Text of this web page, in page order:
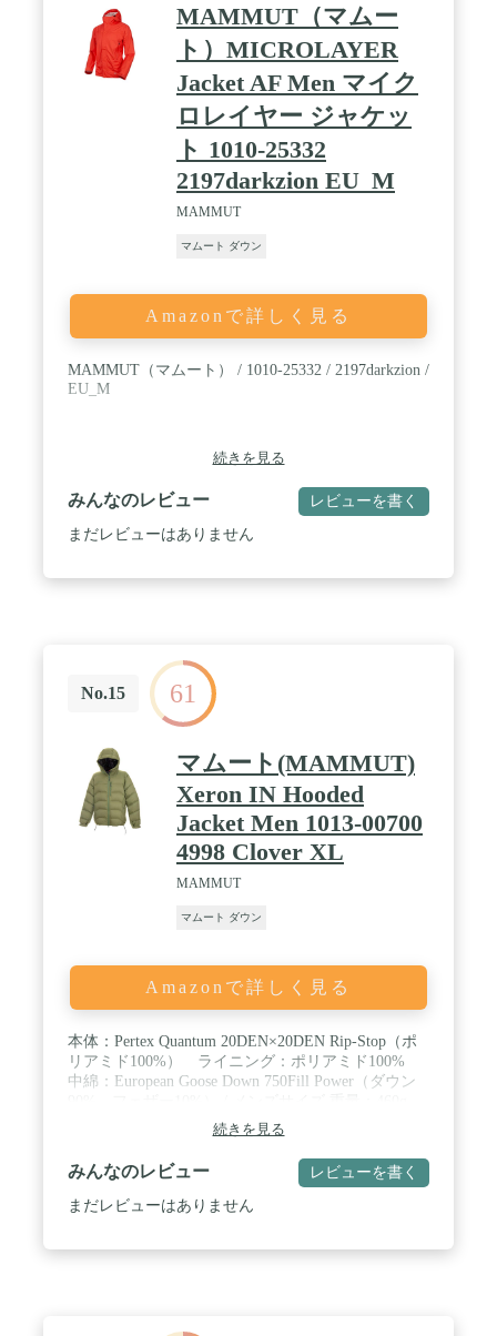
MAMMUT（マムー
ト）MICROLAYER
Jacket AF Men マイク
ロレイヤー ジャケッ
ト 1010-25332
2197darkzion EU_M
MAMMUT
マムート ダウン
Amazonで詳しく見る
MAMMUT（マムート） / 1010-25332 / 2197darkzion /
EU_M
続きを見る
みんなのレビュー レビューを書く
まだレビューはありません
No.15 61
マムート(MAMMUT)
Xeron IN Hooded
Jacket Men 1013-00700
4998 Clover XL
MAMMUT
マムート ダウン
Amazonで詳しく見る
本体：Pertex Quantum 20DEN×20DEN Rip-Stop（ポ
リアミド100%） ライニング：ポリアミド100%
中綿：European Goose Down 750Fill Power（ダウン
続きを見る
みんなのレビュー レビューを書く
まだレビューはありません